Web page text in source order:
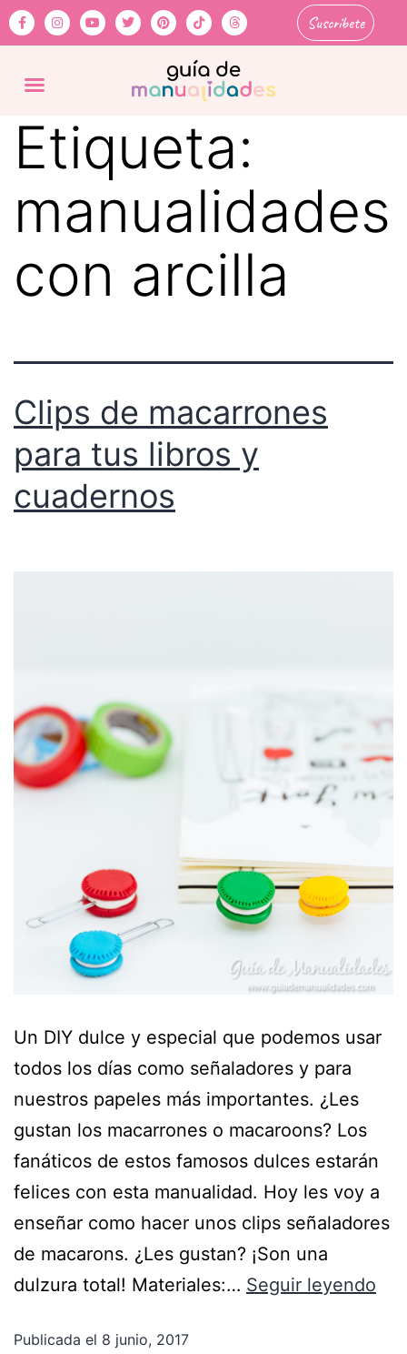
Suscríbete
Etiqueta:
manualidades
con arcilla
Clips de macarrones
para tus libros y
cuadernos
Un DIY dulce y especial que podemos usar
todos los días como señaladores y para
nuestros papeles más importantes. ¿Les
gustan los macarrones o macaroons? Los
fanáticos de estos famosos dulces estarán
felices con esta manualidad. Hoy les voy a
enseñar como hacer unos clips señaladores
de macarons. ¿Les gustan? ¡Son una
dulzura total! Materiales:… Seguir leyendo
Publicada el 8 junio, 2017